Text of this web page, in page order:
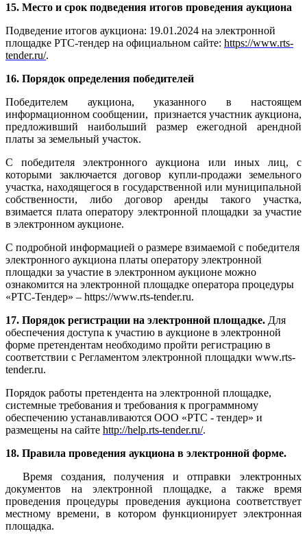
15. Место и срок подведения итогов проведения аукциона
Подведение итогов аукциона: 19.01.2024 на электронной
площадке РТС-тендер на официальном сайте: https://www.rts-
tender.ru/.
16. Порядок определения победителей
Победителем аукциона, указанного в настоящем
информационном сообщении, признается участник аукциона,
предложивший наибольший размер ежегодной арендной
платы за земельный участок.
С победителя электронного аукциона или иных лиц, с
которыми заключается договор купли-продажи земельного
участка, находящегося в государственной или муниципальной
собственности, либо договор аренды такого участка,
взимается плата оператору электронной площадки за участие
в электронном аукционе.
С подробной информацией о размере взимаемой с победителя
электронного аукциона платы оператору электронной
площадки за участие в электронном аукционе можно
ознакомится на электронной площадке оператора процедуры
«РТС-Тендер» – https://www.rts-tender.ru.
17. Порядок регистрации на электронной площадке. Для
обеспечения доступа к участию в аукционе в электронной
форме претендентам необходимо пройти регистрацию в
соответствии с Регламентом электронной площадки www.rts-
tender.ru.
Порядок работы претендента на электронной площадке,
системные требования и требования к программному
обеспечению устанавливаются ООО «РТС - тендер» и
размещены на сайте http://help.rts-tender.ru/.
18. Правила проведения аукциона в электронной форме.
Время создания, получения и отправки электронных
документов на электронной площадке, а также время
проведения процедуры проведения аукциона соответствует
местному времени, в котором функционирует электронная
площадка.